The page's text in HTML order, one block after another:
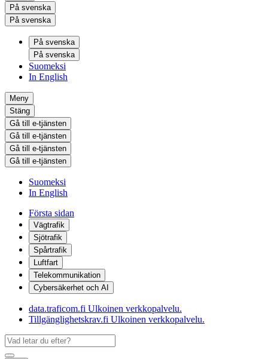
På svenska
På svenska
På svenska
På svenska
Suomeksi
In English
Meny
Stäng
Gå till e-tjänsten
Gå till e-tjänsten
Gå till e-tjänsten
Gå till e-tjänsten
Suomeksi
In English
Första sidan
Vägtrafik
Sjötrafik
Spårtrafik
Luftfart
Telekommunikation
Cybersäkerhet och AI
data.traficom.fi Ulkoinen verkkopalvelu.
Tillgänglighetskrav.fi Ulkoinen verkkopalvelu.